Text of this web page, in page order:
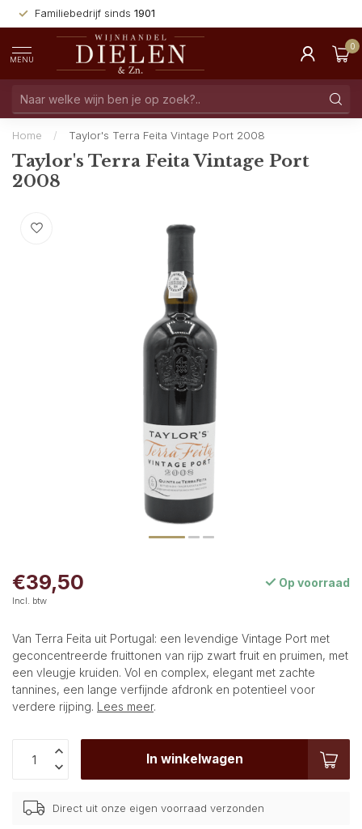
Familiebedrijf sinds 1901
MENU
0
Home / Taylor's Terra Feita Vintage Port 2008
Taylor's Terra Feita Vintage Port
2008
€39,50
Incl. btw
Op voorraad
Van Terra Feita uit Portugal: een levendige Vintage Port met
geconcentreerde fruittonen van rijp zwart fruit en pruimen, met
een vleugje kruiden. Vol en complex, elegant met zachte
tannines, een lange verfijnde afdronk en potentieel voor
verdere rijping. Lees meer.
In winkelwagen
Direct uit onze eigen voorraad verzonden